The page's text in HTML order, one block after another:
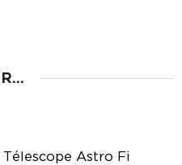
Télescope Astro Fi